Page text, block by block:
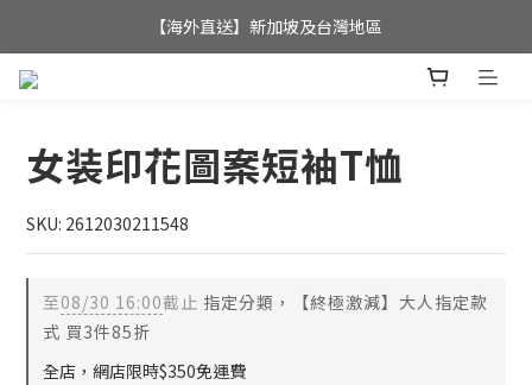
全店滿$350，即可享港澳地區免運費;
【海外直送】新加坡及台灣地區
女装印花圖案短袖T恤
SKU: 2612030211548
至08/30 16:00截止 指定分類，【終極激減】大人指定款
式 買3件85折
全店，網店限時$350免運費